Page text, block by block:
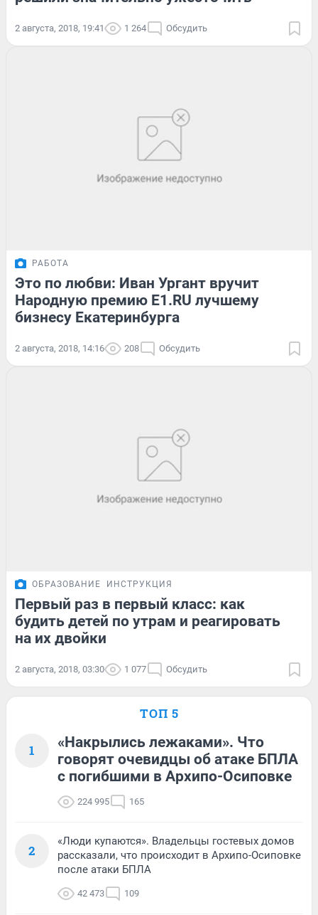
2 августа, 2018, 19:41 1 264 Обсудить
РАБОТА
Это по любви: Иван Ургант вручит
Народную премию E1.RU лучшему
бизнесу Екатеринбурга
2 августа, 2018, 14:16 208 Обсудить
ОБРАЗОВАНИЕ ИНСТРУКЦИЯ
Первый раз в первый класс: как
будить детей по утрам и реагировать
на их двойки
2 августа, 2018, 03:30 1 077 Обсудить
ТОП 5
1
«Накрылись лежаками». Что
говорят очевидцы об атаке БПЛА
с погибшими в Архипо-Осиповке
224 995 165
2
«Люди купаются». Владельцы гостевых домов
рассказали, что происходит в Архипо-Осиповке
после атаки БПЛА
42 473 109